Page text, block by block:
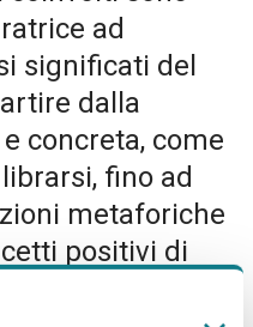
ad
significati del
dalla
concreta, come
fino ad
metaforiche
positivi di